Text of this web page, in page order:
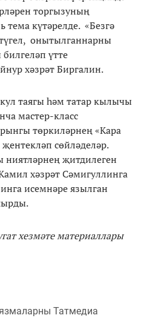
торгызуның
тема күтәрелде. «Безгә
онытылганнарны
үтте
хәзрәт Биргалин.
таягы һәм татар кылычы
мастер-класс
төркиләрнең «Кара
сөйләделәр.
җитдилеген
хәзрәт Сәмигуллинга
исемнәре язылган
хезмәте материаллары
Татмедиа